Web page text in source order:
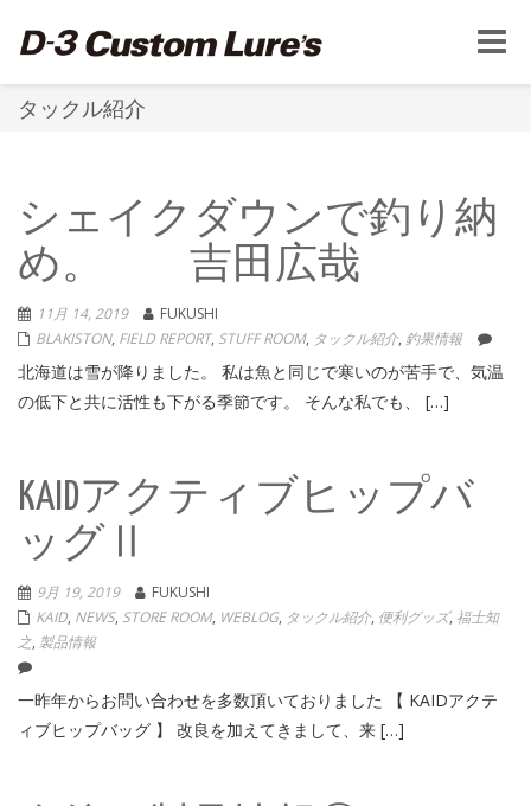
Toggle
タックル紹介
シェイクダウンで釣り納
め。 吉田広哉
11月 14, 2019
FUKUSHI
BLAKISTON, FIELD REPORT, STUFF ROOM, タックル紹介, 釣果情報
北海道は雪が降りました。 私は魚と同じで寒いのが苦手で、気温
の低下と共に活性も下がる季節です。 そんな私でも、 […]
KAIDアクティブヒップバ
ッグⅡ
9月 19, 2019
FUKUSHI
KAID, NEWS, STORE ROOM, WEBLOG, タックル紹介, 便利グッズ, 福士知
之, 製品情報
一昨年からお問い合わせを多数頂いておりました 【 KAIDアクテ
ィブヒップバッグ 】 改良を加えてきまして、来 […]